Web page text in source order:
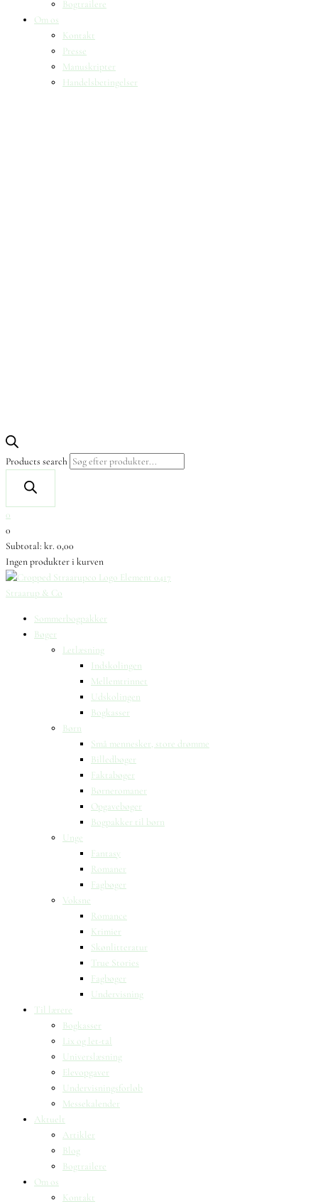
Bogtrailere
Om os
Kontakt
Presse
Manuskripter
Handelsbetingelser
Products search
0
0
Subtotal: kr. 0,00
Ingen produkter i kurven
Straarup & Co
Sommerbogpakker
Bøger
Letlæsning
Indskolingen
Mellemtrinnet
Udskolingen
Bogkasser
Børn
Små mennesker, store drømme
Billedbøger
Faktabøger
Børneromaner
Opgavebøger
Bogpakker til børn
Unge
Fantasy
Romaner
Fagbøger
Voksne
Romance
Krimier
Skønlitteratur
True Stories
Fagbøger
Undervisning
Til lærere
Bogkasser
Lix og let-tal
Universlæsning
Elevopgaver
Undervisningsforløb
Messekalender
Aktuelt
Artikler
Blog
Bogtrailere
Om os
Kontakt